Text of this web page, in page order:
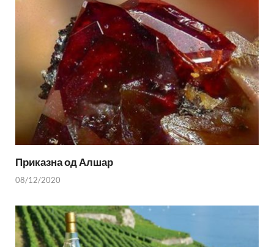
Приказна од Алшар
08/12/2020